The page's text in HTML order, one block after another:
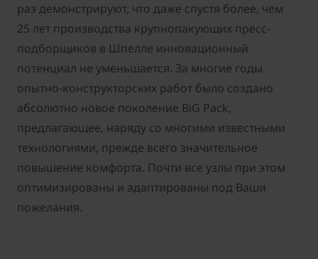
раз демонстрируют, что даже спустя более, чем
25 лет производства крупнопакующих пресс-
подборщиков в Шпелле инновационный
потенциал не уменьшается. За многие годы
опытно-конструкторских работ было создано
абсолютно новое поколение BiG Pack,
предлагающее, наряду со многими известными
технологиями, прежде всего значительное
повышение комфорта. Почти все узлы при этом
оптимизированы и адаптированы под Ваши
пожелания.